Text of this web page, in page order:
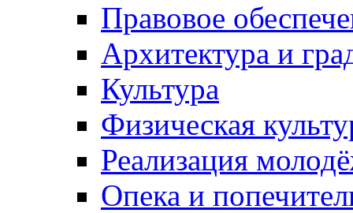
Правовое
Архитектура и
Культура
Физическая
Реализация
Опека и